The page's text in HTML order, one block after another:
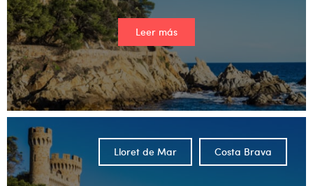
Leer más
Costa Brava
Lloret de Mar